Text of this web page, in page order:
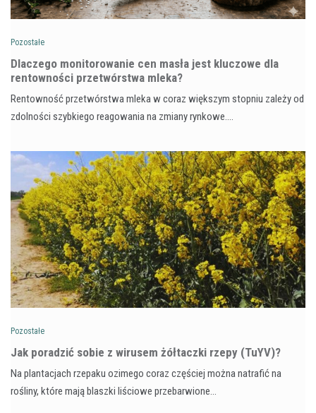
Pozostałe
Dlaczego monitorowanie cen masła jest kluczowe dla
rentowności przetwórstwa mleka?
Rentowność przetwórstwa mleka w coraz większym stopniu zależy od
zdolności szybkiego reagowania na zmiany rynkowe.…
Pozostałe
​Jak poradzić sobie z wirusem żółtaczki rzepy (TuYV)?
Na plantacjach rzepaku ozimego coraz częściej można natrafić na
rośliny, które mają blaszki liściowe przebarwione…